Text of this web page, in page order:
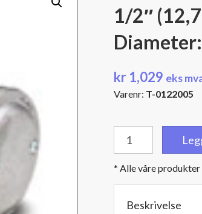
1/2″
kr 1,029 eks
Varenr: T-0122005
(12,7
BSPT
hanngjenger
* Alle våre produkter
Beskrivelse